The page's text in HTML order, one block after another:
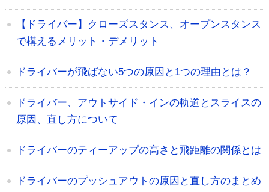
【ドライバー】クローズスタンス、オープンスタンス
で構えるメリット・デメリット
ドライバーが飛ばない5つの原因と1つの理由とは？
ドライバー、アウトサイド・インの軌道とスライスの
原因、直し方について
ドライバーのティーアップの高さと飛距離の関係とは
ドライバーのプッシュアウトの原因と直し方のまとめ